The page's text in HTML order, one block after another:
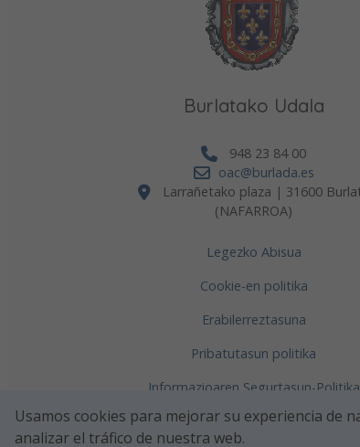
Burlatako Udala
948 23 84 00
oac@burlada.es
Larrañetako plaza | 31600
(NAFARROA)
Legezko Abisua
Cookie-en politika
Erabilerreztasuna
Pribatutasun politika
Informazioaren Segurtasun-Politika
Usamos cookies para mejorar su experiencia de
analizar el tráfico de nuestra web.